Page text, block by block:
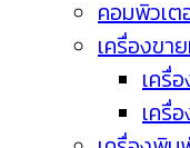
คอมพิวเ
เครื่องขา
เครื่
เครื่